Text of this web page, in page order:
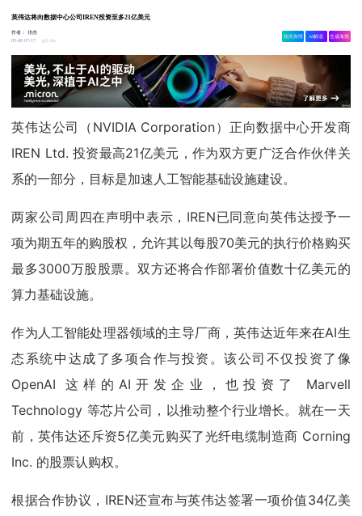
英伟达将向数据中心公司IREN投资至多21亿美元
作者：张杰
05-08 07:17
1.6w
相关舆情 AI解读 生成海报
英伟达公司（NVIDIA Corporation）正向数据中心开发商
IREN Ltd. 投资最高21亿美元，作为双方更广泛合作伙伴关
系的一部分，目标是加速人工智能基础设施建设。
两家公司周四在声明中表示，IREN已同意向英伟达授予一
项为期五年的购股权，允许其以每股70美元的执行价格购买
最多3000万股股票。双方还将合作部署价值数十亿美元的
算力基础设施。
作为人工智能处理器领域的主导厂商，英伟达近年来在AI生
态系统中达成了多项合作与投资。该公司不仅投资了像
OpenAI 这样的AI开发企业，也投资了 Marvell
Technology 等芯片公司，以推动整个行业增长。就在一天
前，英伟达还斥资5亿美元购买了光纤电缆制造商 Corning
Inc. 的股票认购权。
根据合作协议，IREN还宣布与英伟达签署一项价值34亿美